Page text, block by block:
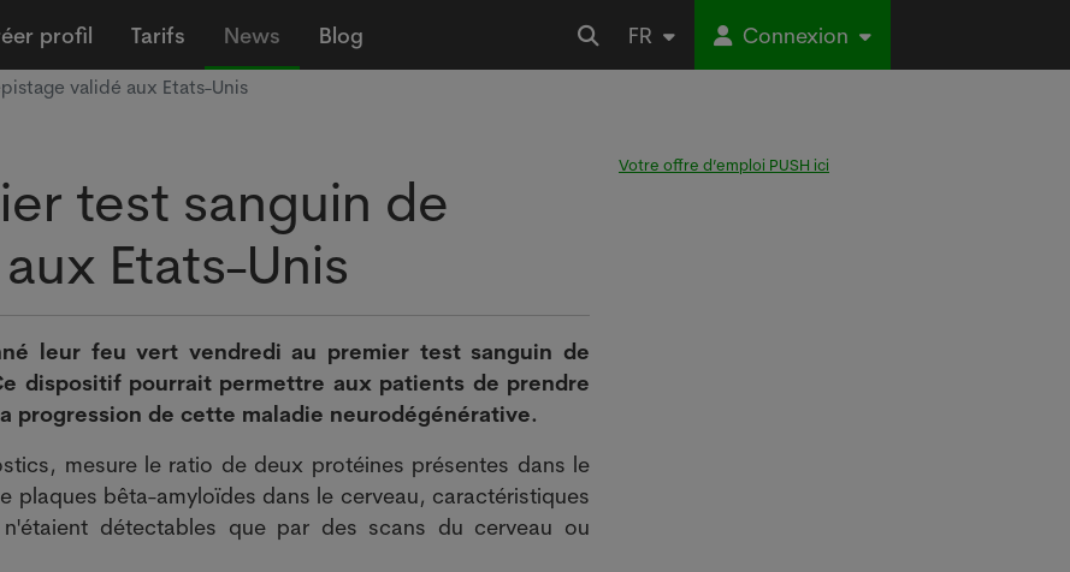
profil Tarifs News Blog FR Connexion
validé aux Etats-Unis
test sanguin de
Etats-Unis
leur feu vert vendredi au premier test sanguin de
dispositif pourrait permettre aux patients de prendre
progression de cette maladie neurodégénérative.
mesure le ratio de deux protéines présentes dans le
plaques bêta-amyloïdes dans le cerveau, caractéristiques
détectables que par des scans du cerveau ou
Votre offre d’emploi PUSH ici